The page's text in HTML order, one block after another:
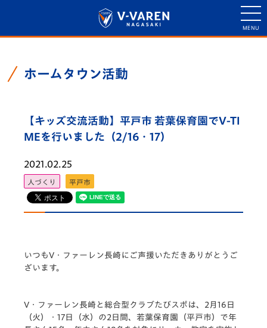
ホームタウン活動
【キッズ交流活動】平戸市 若葉保育園でV-TI
MEを行いました（2/16・17）
2021.02.25
人づくり 平戸市
いつもV・ファーレン長崎にご声援いただきありがとうご
ざいます。
V・ファーレン長崎と総合型クラブたびスポは、2月16日
（火）・17日（水）の2日間、若葉保育園（平戸市）で年